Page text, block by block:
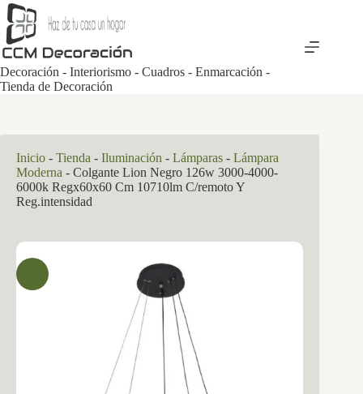
Saltar
al
contenido
Decoración - Interiorismo - Cuadros - Enmarcación -
Tienda de Decoración
Inicio - Tienda - Iluminación - Lámparas - Lámpara
Moderna - Colgante Lion Negro 126w 3000-4000-
6000k Regx60x60 Cm 10710lm C/remoto Y
Reg.intensidad